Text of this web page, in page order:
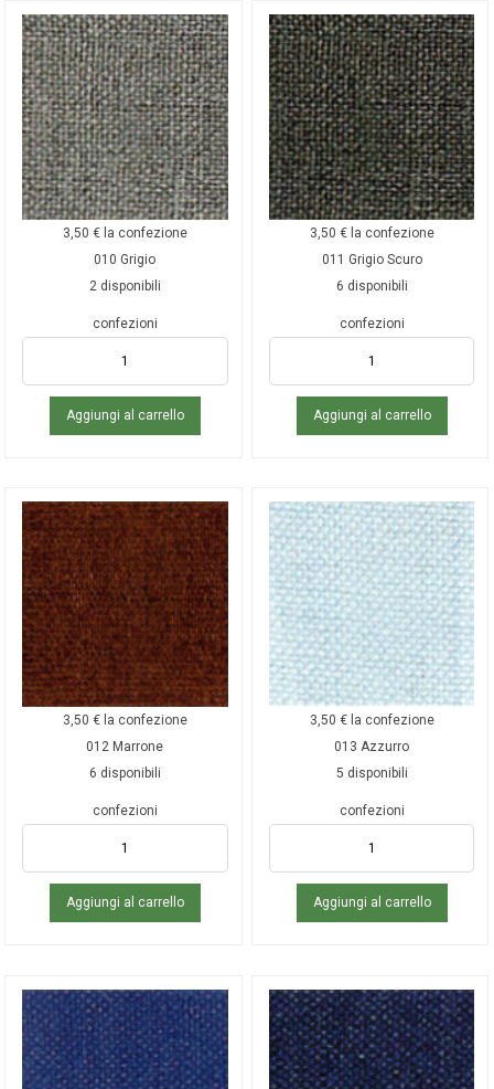
3,50 € la confezione
010 Grigio
2 disponibili
confezioni
Aggiungi al carrello
3,50 € la confezione
011 Grigio Scuro
6 disponibili
confezioni
Aggiungi al carrello
3,50 € la confezione
012 Marrone
6 disponibili
confezioni
Aggiungi al carrello
3,50 € la confezione
013 Azzurro
5 disponibili
confezioni
Aggiungi al carrello